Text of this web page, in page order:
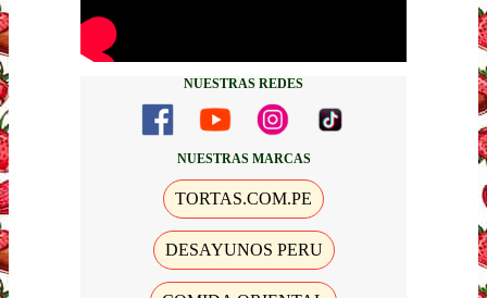
NUESTRAS REDES
NUESTRAS MARCAS
TORTAS.COM.PE
DESAYUNOS PERU